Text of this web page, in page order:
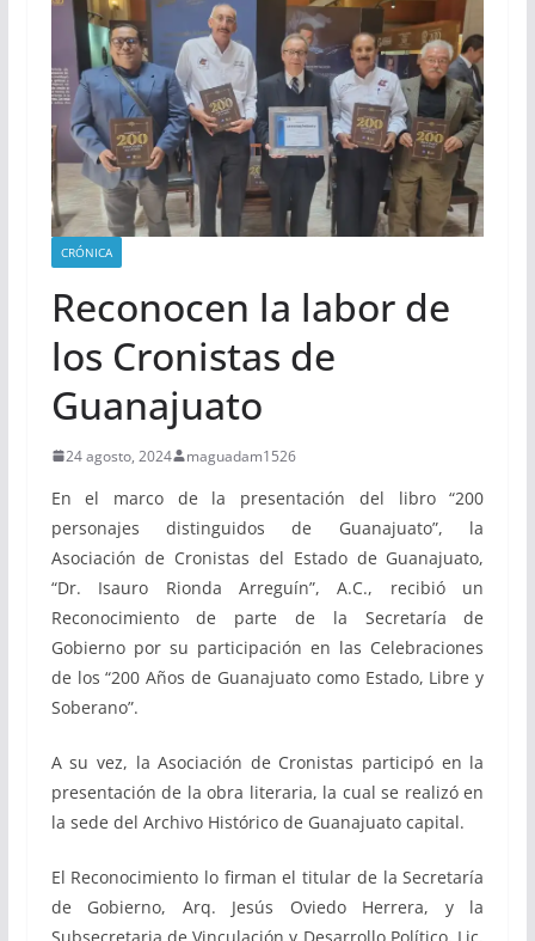
CRÓNICA
Reconocen la labor de
los Cronistas de
Guanajuato
24 agosto, 2024 maguadam1526
En el marco de la presentación del libro “200
personajes distinguidos de Guanajuato”, la
Asociación de Cronistas del Estado de Guanajuato,
“Dr. Isauro Rionda Arreguín”, A.C., recibió un
Reconocimiento de parte de la Secretaría de
Gobierno por su participación en las Celebraciones
de los “200 Años de Guanajuato como Estado, Libre y
Soberano”.
A su vez, la Asociación de Cronistas participó en la
presentación de la obra literaria, la cual se realizó en
la sede del Archivo Histórico de Guanajuato capital.
El Reconocimiento lo firman el titular de la Secretaría
de Gobierno, Arq. Jesús Oviedo Herrera, y la